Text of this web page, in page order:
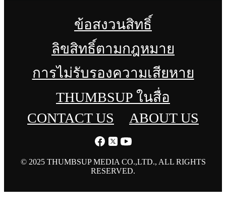
ข้อสงวนสิทธิ์
ลิขสิทธิ์ตามกฎหมาย
การไม่รับรองความเสียหาย
THUMBSUP ในสื่อ
CONTACT US
ABOUT US
© 2025 THUMBSUP MEDIA CO.,LTD., ALL RIGHTS
RESERVED.